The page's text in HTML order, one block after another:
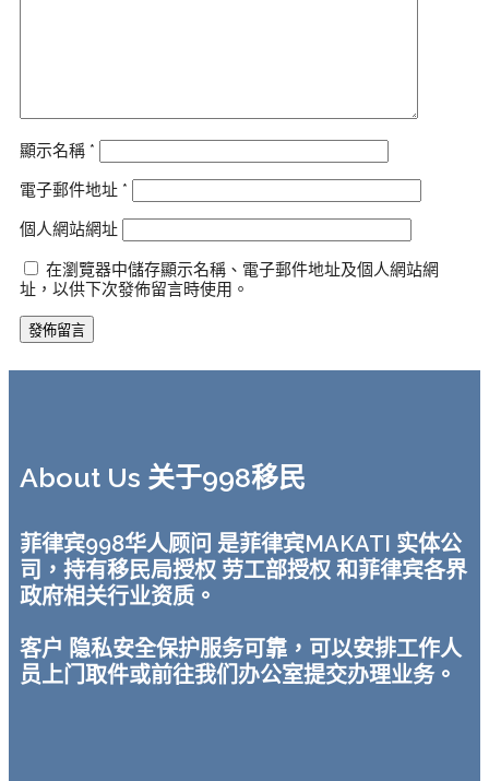
顯示名稱 *
電子郵件地址 *
個人網站網址
在瀏覽器中儲存顯示名稱、電子郵件地址及個人網站網
址，以供下次發佈留言時使用。
About Us 关于998移民
菲律宾998华人顾问 是菲律宾MAKATI 实体公
司，持有移民局授权 劳工部授权 和菲律宾各界
政府相关行业资质。
客户 隐私安全保护服务可靠，可以安排工作人
员上门取件或前往我们办公室提交办理业务。